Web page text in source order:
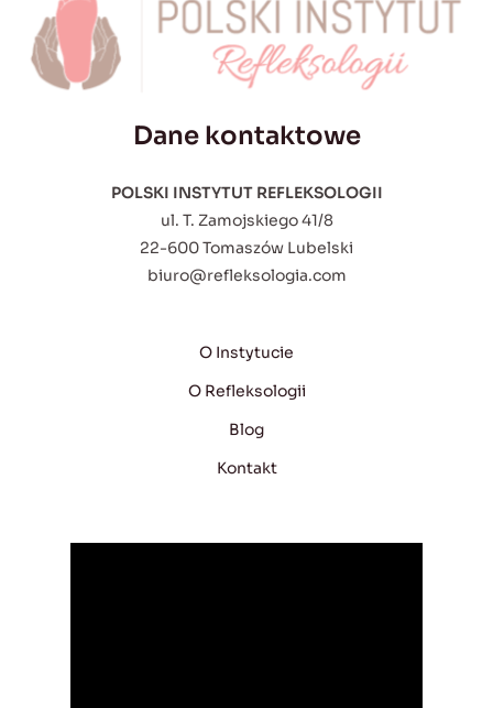
Dane kontaktowe
POLSKI INSTYTUT REFLEKSOLOGII
ul. T. Zamojskiego 41/8
22-600 Tomaszów Lubelski
biuro@refleksologia.com
O Instytucie
O Refleksologii
Blog
Kontakt